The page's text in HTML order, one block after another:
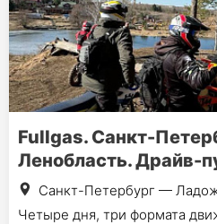
Fullgas. Санкт-
Ленобласть. Драйв-
Санкт-Петербург —
Четыре дня, три формата